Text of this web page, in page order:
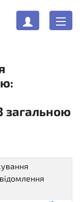
загальною